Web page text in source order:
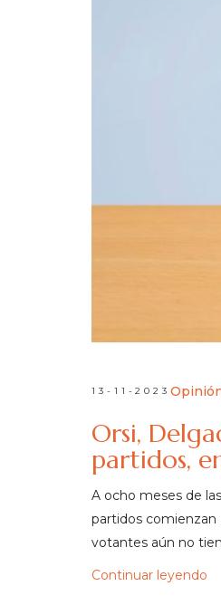
13-11-2023
Orsi,
partidos,
A ocho meses de
partidos comienzan
votantes aún no
Continuar leyendo